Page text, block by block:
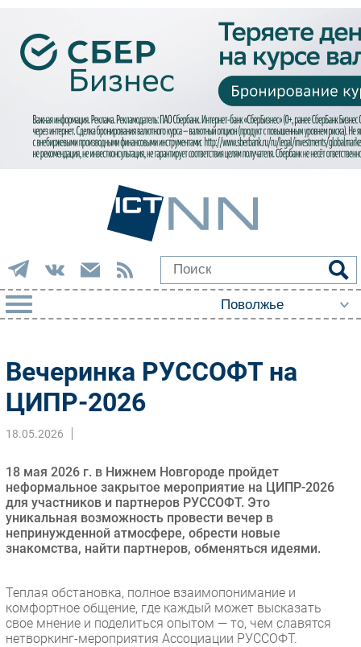
Импорто­замещение
Автоматизация Промышленности
Интернет
Фиксированная связь
Интеграция
Рынок ПК
Маркетинг
Оборудование
ПО
Outsourcing
Вечеринка РУССОФТ на
ЦИПР-2026
18.05.2026
18 мая 2026 г. в Нижнем Новгороде пройдет
неформальное закрытое мероприятие на ЦИПР-2026
для участников и партнеров РУССОФТ. Это
уникальная возможность провести вечер в
непринужденной атмосфере, обрести новые
знакомства, найти партнеров, обменяться идеями.
Теплая обстановка, полное взаимопонимание и
комфортное общение, где каждый может высказать
свое мнение и поделиться опытом — то, чем славятся
нетворкинг-мероприятия Ассоциации РУССОФТ.